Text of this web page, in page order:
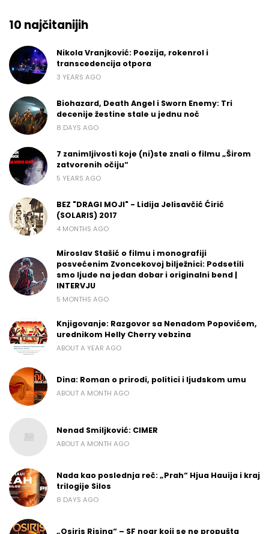
10 najčitanijih
Nikola Vranjković: Poezija, rokenrol i
transcedencija otpora
3 YEARS AGO
Biohazard, Death Angel i Sworn Enemy: Tri
decenije žestine stale u jednu noć
8 DAYS AGO
7 zanimljivosti koje (ni)ste znali o filmu „Širom
zatvorenih očiju“
5 YEARS AGO
BEZ "DRAGI MOJI" - Lidija Jelisavčić Ćirić
(SOLARIS) 2017
4 MONTHS AGO
Miroslav Stašić o filmu i monografiji
posvećenim Zvoncekovoj bilježnici: Podsetili
smo ljude na jedan dobar i originalni bend |
INTERVJU
5 MONTHS AGO
Knjigovanje: Razgovor sa Nenadom Popovićem,
urednikom Helly Cherry vebzina
ABOUT A YEAR AGO
Dina: Roman o prirodi, politici i ljudskom umu
ABOUT A MONTH AGO
Nenad Smiljković: CIMER
ABOUT A MONTH AGO
Nada kao poslednja reč: „Prah“ Hjua Hauija i kraj
trilogije Silos
8 DAYS AGO
„Osiris Rising“ – SF noar koji se ne propušta